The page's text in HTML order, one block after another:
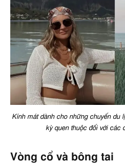
Kính mát dành cho những chuyến du
kỳ quen thuộc đối với các
Vòng cổ và bông tai